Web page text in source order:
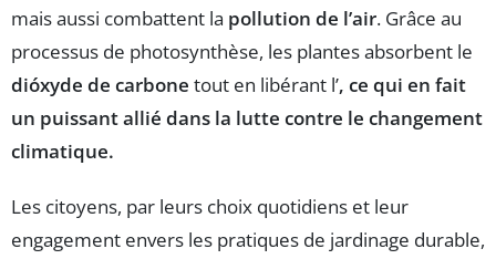
mais aussi combattent la pollution de l’air. Grâce au
processus de photosynthèse, les plantes absorbent le
dióxyde de carbone tout en libérant l’, ce qui en fait
un puissant allié dans la lutte contre le changement
climatique.
Les citoyens, par leurs choix quotidiens et leur
engagement envers les pratiques de jardinage durable,